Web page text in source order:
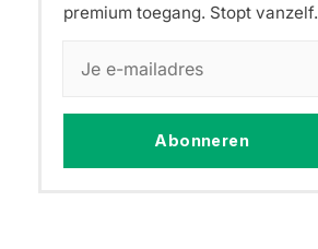
premium toegang. Stopt vanzelf.
Abonneren